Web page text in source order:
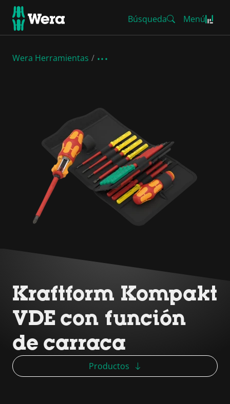
Búsqueda Menú
Wera Herramientas
Kraftform Kompakt
VDE con función
de carraca
Productos